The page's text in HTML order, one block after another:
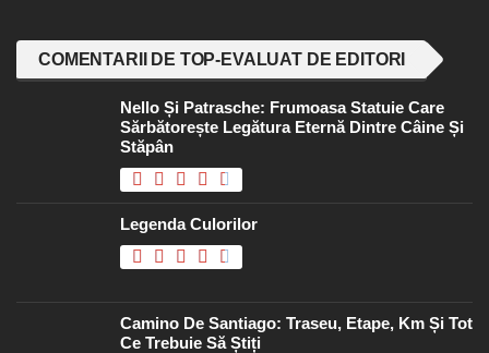
COMENTARII DE TOP-EVALUAT DE EDITORI
Nello Și Patrasche: Frumoasa Statuie Care
Sărbătorește Legătura Eternă Dintre Câine Și
Stăpân
Legenda Culorilor
Camino De Santiago: Traseu, Etape, Km Și Tot
Ce Trebuie Să Știți